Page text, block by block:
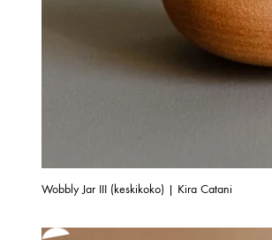
Wobbly Jar III (keskikoko) | Kira Catani